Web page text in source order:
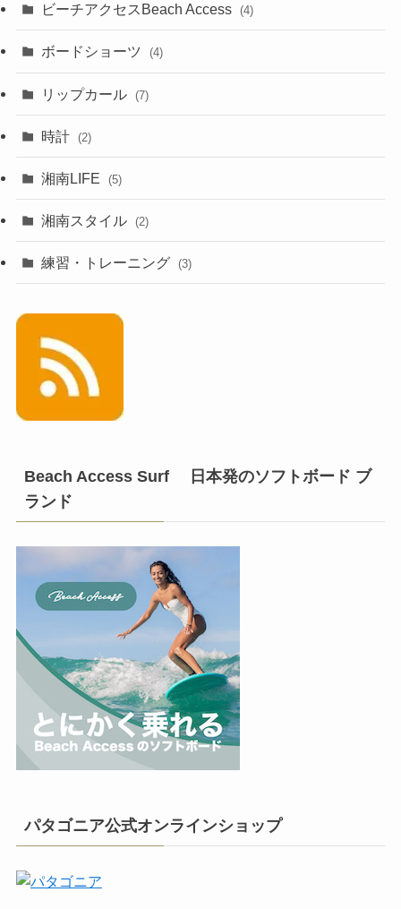
ビーチアクセスBeach Access (4)
ボードショーツ (4)
リップカール (7)
時計 (2)
湘南LIFE (5)
湘南スタイル (2)
練習・トレーニング (3)
Beach Access Surf 日本発のソフトボード ブ
ランド
パタゴニア公式オンラインショップ